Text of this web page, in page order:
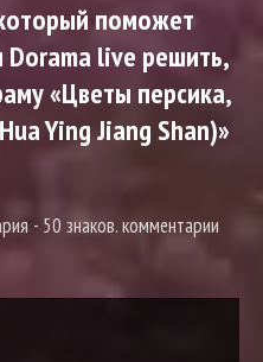
поможет
Dorama live решить,
«Цветы персика,
Ying Jiang Shan)»
- 50 знаков. комментарии